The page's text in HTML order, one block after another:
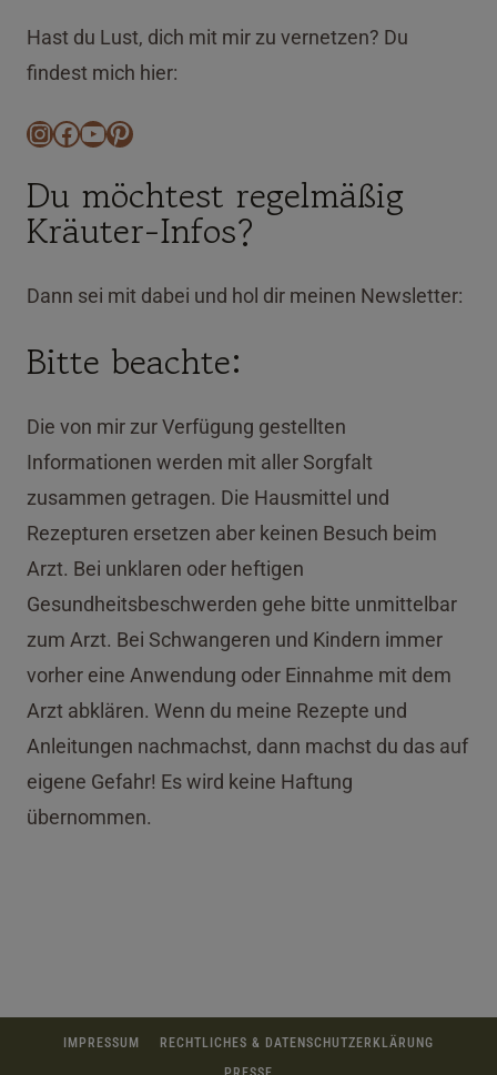
Hast du Lust, dich mit mir zu vernetzen? Du
findest mich hier:
Instagram
Facebook
YouTube
Pinterest
Du möchtest regelmäßig
Kräuter-Infos?
Dann sei mit dabei und hol dir meinen Newsletter:
Bitte beachte:
Die von mir zur Verfügung gestellten
Informationen werden mit aller Sorgfalt
zusammen getragen. Die Hausmittel und
Rezepturen ersetzen aber keinen Besuch beim
Arzt. Bei unklaren oder heftigen
Gesundheitsbeschwerden gehe bitte unmittelbar
zum Arzt. Bei Schwangeren und Kindern immer
vorher eine Anwendung oder Einnahme mit dem
Arzt abklären. Wenn du meine Rezepte und
Anleitungen nachmachst, dann machst du das auf
eigene Gefahr! Es wird keine Haftung
übernommen.
IMPRESSUM
RECHTLICHES & DATENSCHUTZERKLÄRUNG